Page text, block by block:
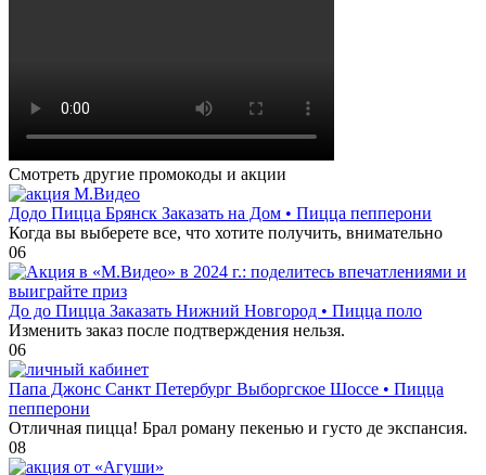
Смотреть другие промокоды и акции
Додо Пицца Брянск Заказать на Дом • Пицца пепперони
Когда вы выберете все, что хотите получить, внимательно
06
До до Пицца Заказать Нижний Новгород • Пицца поло
Изменить заказ после подтверждения нельзя.
06
Папа Джонс Санкт Петербург Выборгское Шоссе • Пицца
пепперони
Отличная пицца! Брал роману пекенью и густо де экспансия.
08